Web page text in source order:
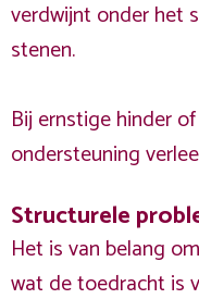
verdwijnt onder het
stenen.
Bij ernstige hinder
ondersteuning
Structurele
Het is van belang
wat de toedracht is